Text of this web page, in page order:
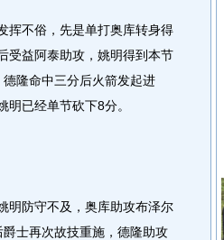
不俗，先是单打奥库转身得
受益阿泰助攻，姚明得到本节
隆命中三分后火箭发起进
已经单节砍下8分。
防守不及，奥库助攻布泽尔
士再次故技重施，德隆助攻